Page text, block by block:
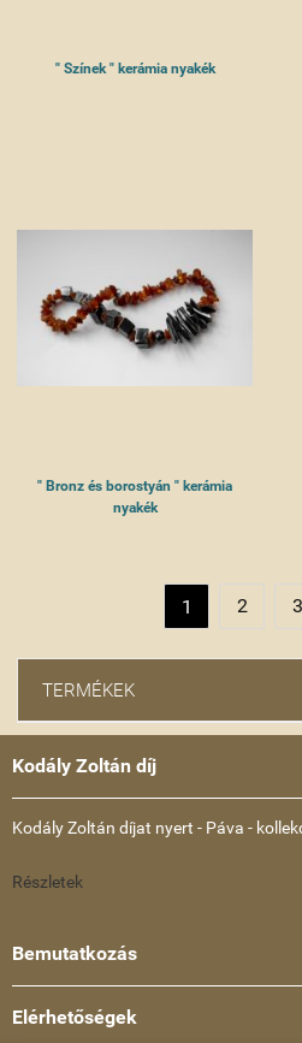
" Színek " kerámia nyakék
" Bronz és borostyán " kerámia
nyakék
1 2 3
TERMÉKEK
Kodály Zoltán díj
Kodály Zoltán díjat nyert - Páva -
Részletek
Bemutatkozás
Elérhetőségek